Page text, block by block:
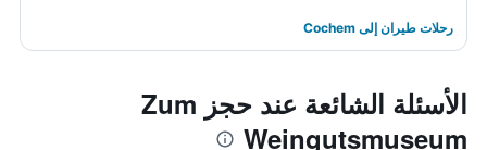
رحلات طيران إلى Cochem
الأسئلة الشائعة عند حجز Zum
Weingutsmuseum